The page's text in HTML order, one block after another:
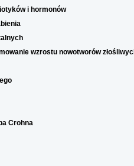
i hormonów
wzrostu nowotworów
Crohna